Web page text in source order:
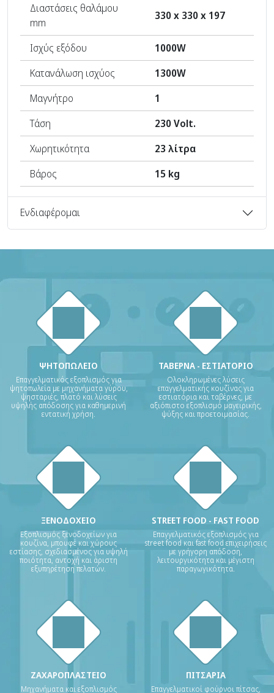
Διαστάσεις θαλάμου
mm
330 x 330 x 197
Ισχύς εξόδου
1000W
Κατανάλωση ισχύος
1300W
Μαγνήτρο
1
Τάση
230 Volt.
Χωρητικότητα
23 λίτρα
Βάρος
15 kg
Ενδιαφέρομαι
ΨΗΤΟΠΩΛΕΙΟ
Επαγγελματικός εξοπλισμός για
ψητοπωλεία με μηχανήματα γύρου,
ψησταριές, πλατό και λύσεις
υψηλής απόδοσης για καθημερινή
εντατική χρήση.
ΤΑΒΕΡΝΑ - ΕΣΤΙΑΤΟΡΙΟ
Ολοκληρωμένες λύσεις
επαγγελματικής κουζίνας για
εστιατόρια και ταβέρνες, με
αξιόπιστο εξοπλισμό μαγειρικής,
ψύξης και προετοιμασίας.
ΞΕΝΟΔΟΧΕΙΟ
Εξοπλισμός ξενοδοχείων για
κουζίνα, μπουφέ και χώρους
εστίασης, σχεδιασμένος για υψηλή
ποιότητα, αντοχή και άριστη
εξυπηρέτηση πελατών.
STREET FOOD - FAST FOOD
Επαγγελματικός εξοπλισμός για
street food και fast food επιχειρήσεις
με γρήγορη απόδοση,
λειτουργικότητα και μέγιστη
παραγωγικότητα.
ΖΑΧΑΡΟΠΛΑΣΤΕΙΟ
Μηχανήματα και εξοπλισμός
ΠΙΤΣΑΡΙΑ
Επαγγελματικοί φούρνοι πίτσας,